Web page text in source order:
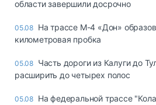
области завершили досрочно
05.08 На трассе М-4 «Дон»
километровая пробка
05.08 Часть дороги из Калуги до
расширить до четырех полос
05.08 На федеральной трассе